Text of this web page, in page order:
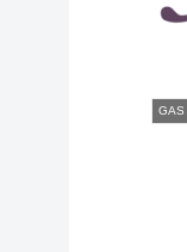
GAS